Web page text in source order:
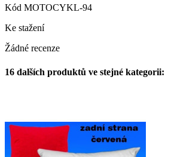
Kód MOTOCYKL-94
Ke stažení
Žádné recenze
16 dalších produktů ve stejné kategorii: